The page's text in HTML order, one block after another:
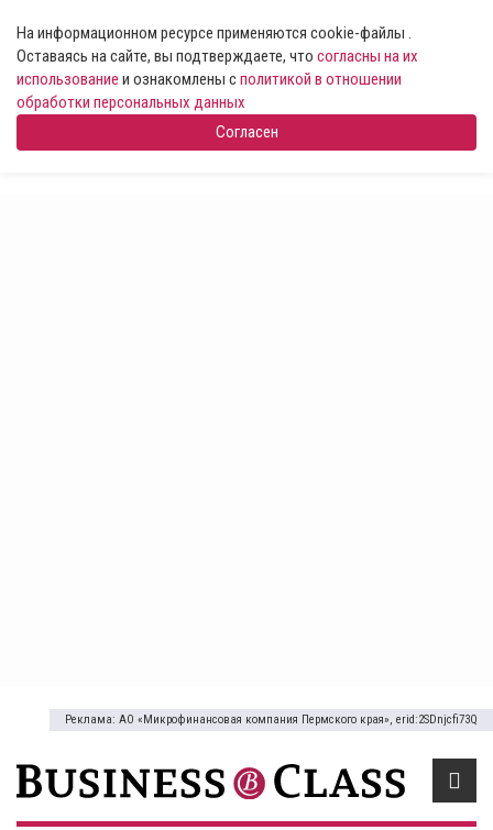
На информационном ресурсе применяются cookie-файлы .
Оставаясь на сайте, вы подтверждаете, что согласны на их
использование и ознакомлены сполитикой в отношении
обработки персональных данных
Согласен
Реклама: АО «Микрофинансовая компания Пермского края», erid:2SDnjcfi73Q